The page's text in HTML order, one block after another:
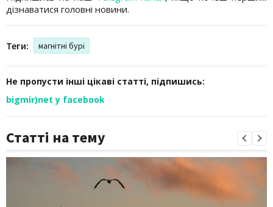
дізнаватися головні новини.
Теги: магнітні бурі
Не пропусти інші цікаві статті, підпишись:
bigmir)net у facebook
Статті на тему